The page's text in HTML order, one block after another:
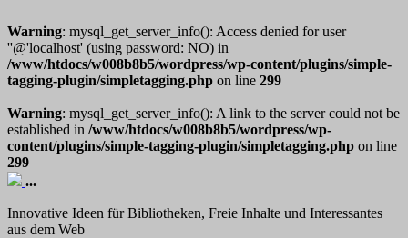
Warning: mysql_get_server_info(): Access denied for user
''@'localhost' (using password: NO) in
/www/htdocs/w008b8b5/wordpress/wp-content/plugins/simple-
tagging-plugin/simpletagging.php on line 299
Warning: mysql_get_server_info(): A link to the server could not be
established in /www/htdocs/w008b8b5/wordpress/wp-
content/plugins/simple-tagging-plugin/simpletagging.php on line
299
...
Innovative Ideen für Bibliotheken, Freie Inhalte und Interessantes
aus dem Web